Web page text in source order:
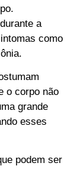
a
como
o corpo não
grande
esses
podem ser